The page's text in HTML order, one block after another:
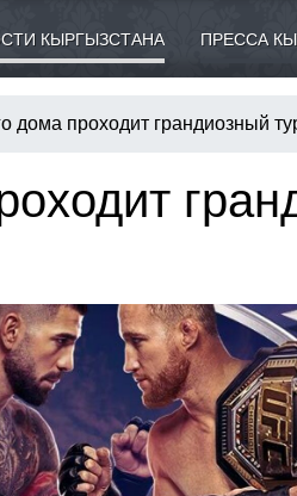
КЫРГЫЗСТАНА ПРЕССА
дома проходит грандиозный